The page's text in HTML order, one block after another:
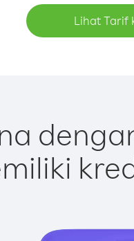
Lihat Tarif